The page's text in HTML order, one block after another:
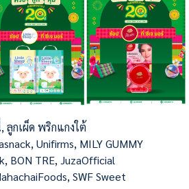
ลูกเผ็ด พริกแกงใต้
Unifirms, MILY GUMMY
BON TRE, JuzaOfficial
SWF Sweet